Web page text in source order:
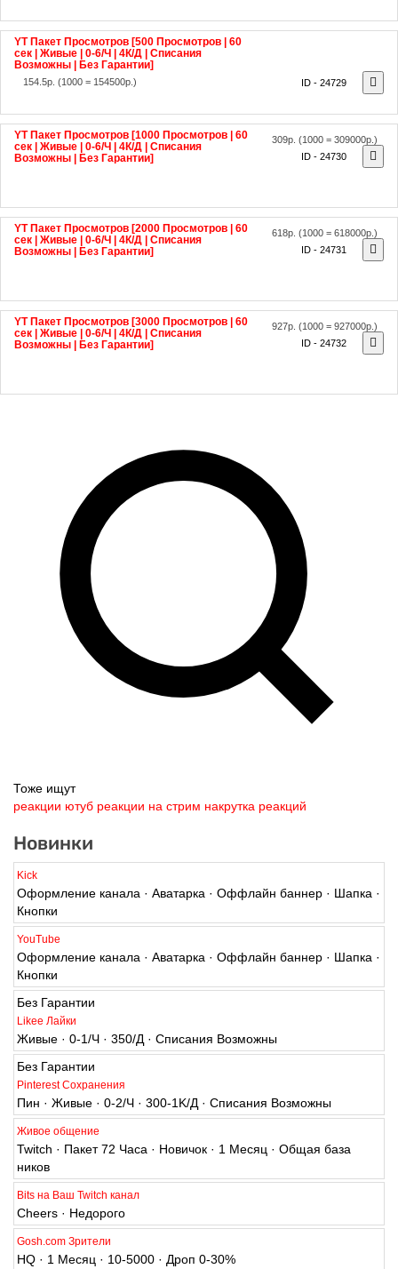
YT Пакет Просмотров [500 Просмотров | 60
сек | Живые | 0-6/Ч | 4К/Д | Списания
Возможны | Без Гарантии]
154.5р.(1000 = 154500р.)
YT Пакет Просмотров [1000 Просмотров | 60
сек | Живые | 0-6/Ч | 4К/Д | Списания
Возможны | Без Гарантии]
309р.(1000 = 309000р.)
ID - 24730
YT Пакет Просмотров [2000 Просмотров | 60
сек | Живые | 0-6/Ч | 4К/Д | Списания
Возможны | Без Гарантии]
618р.(1000 = 618000р.)
ID - 24731
YT Пакет Просмотров [3000 Просмотров | 60
сек | Живые | 0-6/Ч | 4К/Д | Списания
Возможны | Без Гарантии]
927р.(1000 = 927000р.)
ID - 24732
реакции ютуб
Kick
Оформление канала · Аватарка · Оффлайн баннер · Шапка ·
Кнопки
YouTube
Оформление канала · Аватарка · Оффлайн баннер · Шапка ·
Кнопки
Без Гарантии
Likee Лайки
Живые · 0-1/Ч · 350/Д · Списания Возможны
Без Гарантии
Pinterest Сохранения
Пин · Живые · 0-2/Ч · 300-1K/Д · Списания Возможны
Живое общение
Twitch · Пакет 72 Часа · Новичок · 1 Месяц · Общая база
ников
Bits на Ваш Twitch канал
Cheers · Недорого
Gosh.com Зрители
HQ · 1 Месяц · 10-5000 · Дроп 0-30%